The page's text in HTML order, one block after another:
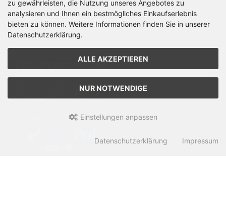
Zahlungsmethoden
zu gewährleisten, die Nutzung unseres Angebotes zu
analysieren und Ihnen ein bestmögliches Einkaufserlebnis
bieten zu können. Weitere Informationen finden Sie in unserer
Datenschutzerklärung.
ALLE AKZEPTIEREN
NUR NOTWENDIGE
Einstellungen anpassen
Datenschutzerklärung Impressum